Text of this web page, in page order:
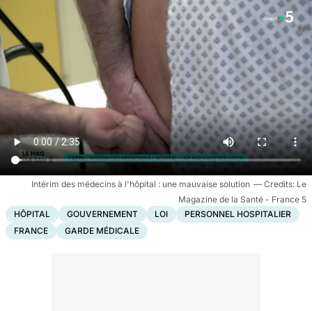
Intérim des médecins à l'hôpital : une mauvaise solution
Le
Magazine de la Santé - France 5
HÔPITAL
GOUVERNEMENT LOI
PERSONNEL HOSPITALIER
FRANCE
GARDE MÉDICALE